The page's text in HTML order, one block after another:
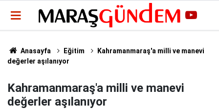
Anasayfa Eğitim
Kahramanmaraş'a milli ve manevi
değerler aşılanıyor
Kahramanmaraş'a milli ve manevi
değerler aşılanıyor